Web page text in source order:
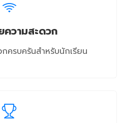
วามสะดวก
ครบครันสำหรับนักเรียน